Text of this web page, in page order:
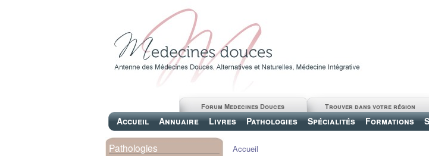
Accueil Annuaire Livres Pathologies Spécialités Formations
Trouver dans votre région
Forum Medecines Douces
Pathologies Accueil